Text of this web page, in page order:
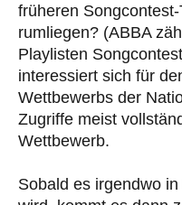
früheren
rumliegen? (ABBA
Playlisten
interessiert sich für
Wettbewerbs der
Zugriffe meist
Wettbewerb.
Sobald es irgendwo